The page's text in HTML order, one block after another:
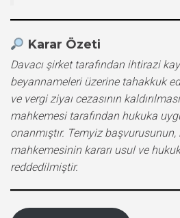
Karar Özeti
Davacı şirket tarafından ihtirazi
beyannameleri üzerine tahakkuk
ve vergi ziyaı cezasının
mahkemesi tarafından hukuka
onanmıştır. Temyiz
mahkemesinin kararı usul ve
reddedilmiştir.